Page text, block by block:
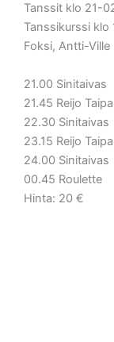
Tanssit klo 21-
Tanssikurssi klo
Foksi, Antti-
21.00 Sinitaivas
21.45 Reijo
22.30 Sinitaivas
23.15 Reijo
24.00 Sinitaivas
00.45 Roulette
Hinta: 20 €